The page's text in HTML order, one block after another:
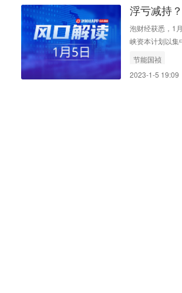
浮亏减持
5%
泡财经获悉，1
峡资本计划以集
节能国祯
2023-1-5 19:09